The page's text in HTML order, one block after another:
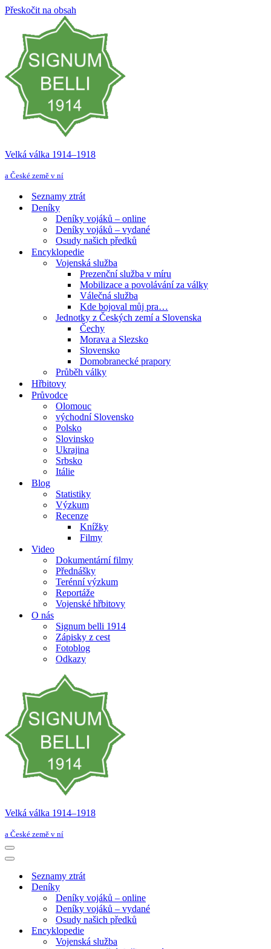
Přeskočit na obsah
Velká válka 1914–⁠⁠⁠⁠⁠⁠1918
a České země v ní
Seznamy ztrát
Deníky
Deníky vojáků – online
Deníky vojáků – vydané
Osudy našich předků
Encyklopedie
Vojenská služba
Prezenční služba v míru
Mobilizace a povolávání za války
Válečná služba
Kde bojoval můj pra…
Jednotky z Českých zemí a Slovenska
Čechy
Morava a Slezsko
Slovensko
Domobranecké prapory
Průběh války
Hřbitovy
Průvodce
Olomouc
východní Slovensko
Polsko
Slovinsko
Ukrajina
Srbsko
Itálie
Blog
Statistiky
Výzkum
Recenze
Knížky
Filmy
Video
Dokumentární filmy
Přednášky
Terénní výzkum
Reportáže
Vojenské hřbitovy
O nás
Signum belli 1914
Zápisky z cest
Fotoblog
Odkazy
Velká válka 1914–⁠⁠⁠⁠⁠⁠1918
a České země v ní
Navigační
menu
Navigační
Seznamy ztrát
Deníky
Deníky vojáků – online
Deníky vojáků – vydané
Osudy našich předků
Encyklopedie
Vojenská služba